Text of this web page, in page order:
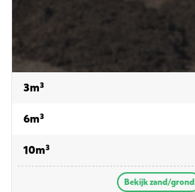
3m³voor zand/grond
6m³voor zand/grond
10m³voor zand/grond
Bekijk zand/grond